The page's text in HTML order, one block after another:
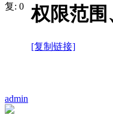
复: 0
权限范围
[复制链接]
admin